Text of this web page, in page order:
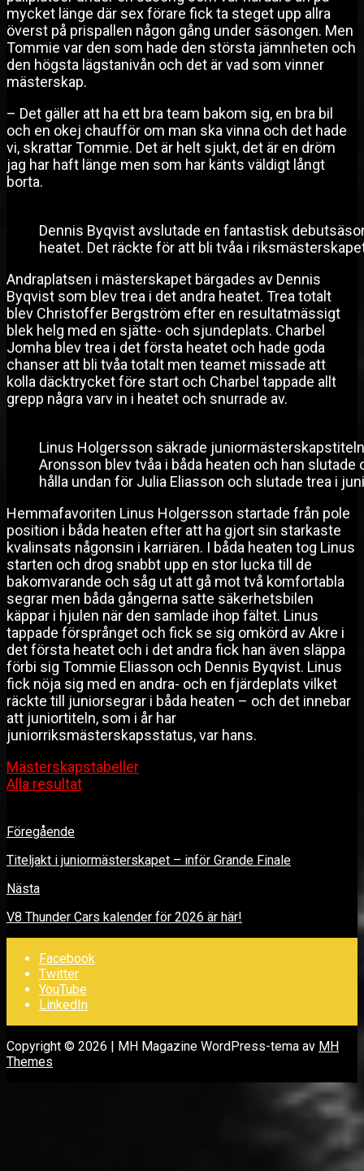
mycket länge där sex förare fick ta steget upp allra
överst på prispallen någon gång under säsongen. Men
Tommie var den som hade den största jämnheten och
den högsta lägstanivån och det är vad som vinner
mästerskap.
– Det gäller att ha ett bra team bakom sig, en bra bil
och en okej chaufför om man ska vinna och det hade
vi, skrattar Tommie. Det är helt sjukt, det är en dröm
jag har haft länge men som har känts väldigt långt
borta.
Dennis Byqvist avslutade en fantastisk
heatet. Det räckte för att bli tvåa i
Andraplatsen i mästerskapet bärgades av Dennis
Byqvist som blev trea i det andra heatet. Trea totalt
blev Christoffer Bergström efter en resultatmässigt
blek helg med en sjätte- och sjundeplats. Charbel
Jomha blev trea i det första heatet och hade goda
chanser att bli tvåa totalt men teamet missade att
kolla däcktrycket före start och Charbel tappade allt
grepp några varv in i heatet och snurrade av.
Linus Holgersson säkrade
Aronsson blev tvåa i båda heaten och han
hålla undan för Julia Eliasson och slutade trea i
Hemmafavoriten Linus Holgersson startade från pole
position i båda heaten efter att ha gjort sin starkaste
kvalinsats någonsin i karriären. I båda heaten tog Linus
starten och drog snabbt upp en stor lucka till de
bakomvarande och såg ut att gå mot två komfortabla
segrar men båda gångerna satte säkerhetsbilen
käppar i hjulen när den samlade ihop fältet. Linus
tappade försprånget och fick se sig omkörd av Akre i
det första heatet och i det andra fick han även släppa
förbi sig Tommie Eliasson och Dennis Byqvist. Linus
fick nöja sig med en andra- och en fjärdeplats vilket
räckte till juniorsegrar i båda heaten – och det innebar
att juniortiteln, som i år har
juniorriksmästerskapsstatus, var hans.
Mästerskapstabeller
Alla resultat
Föregående
Titeljakt i juniormästerskapet – inför Grande Finale
Nästa
V8 Thunder Cars kalender för 2026 är här!
Facebook
Twitter
YouTube
LinkedIn
Copyright © 2026 | MH Magazine WordPress-tema av MH
Themes